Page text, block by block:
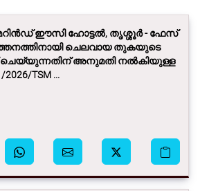
ഈസി ഹോട്ടൽ, തൃശ്ശൂർ - ഫേസ്
ചെലവായ തുകയുടെ
അനുമതി നൽകിയുള്ള
2026/TSM ...